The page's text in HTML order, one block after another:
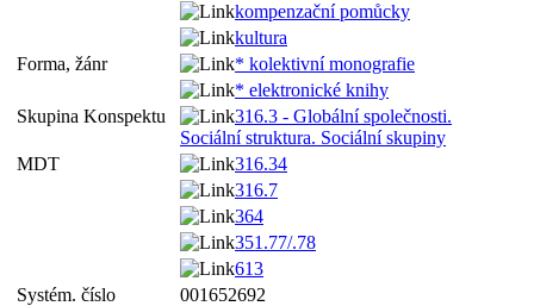
kompenzační pomůcky
kultura
Forma, žánr
* kolektivní monografie
* elektronické knihy
Skupina Konspektu
316.3 - Globální společnosti.
Sociální struktura. Sociální skupiny
MDT
316.34
316.7
364
351.77/.78
613
Systém. číslo
001652692